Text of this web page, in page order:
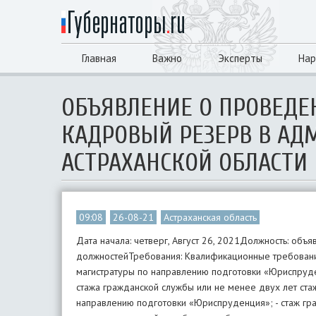
Главная Важно Эксперты
ОБЪЯВЛЕНИЕ О
КАДРОВЫЙ РЕЗЕРВ В
АСТРАХАНСКОЙ ОБЛАСТИ
09:08 26-08-21
Астраханская область
Дата начала: четверг, Август 26, 2021Должность: объявляется конкурс на включение в кадровый резерв по главной и ведущей группам должностейТребования: Квалификационные требования: Для главной группы должностей: - высшее образование не ниже уровня специалитета, магистратуры по направлению подготовки «Юриспруденция»; - стаж гражданской службы (государственной службы иных видов) не менее двух лет стажа гражданской службы или не менее двух лет стажа работы по специальности. Для ведущей группы должностей: - высшее образование по направлению подготовки «Юриспруденция»; - стаж гражданской службы (государственной службы иных видов): без предъявления требований к стажу гражданской службы или работы по специальности, направлению подготовки. Претендент должен знать: Конституцию Российской Федерации; Федеральный закон от 27.05.2003 № 58-ФЗ «О системе государственной службы Российской Федерации»; Федеральный закон от 27.06.2004 № 79-ФЗ «О государственной гражданской службе Российской Федерации»; Федеральный закон от 25.12.2008 № 273-ФЗ «О противодействии коррупции»; Указ Президента Российской Федерации от 12.08.2002 № 885 «Об утверждении общих принципов служебного поведения государственных служащих»; Устав Астраханской области; Закон Астраханской области от 02.02.2005 № 2/2005-ОЗ «О системе исполнительных органов государственной власти Астраханской области»; Закон Астраханской области от 09.09.2005 № 48/2005-ОЗ «О государственной гражданской службе Астраханской области»; Закон Астраханской области от 28.05.2008 № 23/2008-ОЗ «О противодействии коррупции в Астраханской области». Претендент должен уметь: - собирать, обобщать, анализировать и оценивать информацию о состоянии законодательства Российской Федерации и законодательства Астраханской области для обеспечения принятия (издания), отмены, признания утратившими силу, внесения изменений и приостановления действия правовых актов Астраханской области; - использовать правила юридической техники при оформлении проектов законов Астраханской области, постановлений и распоряжений Губернатора Астраханской области и Правительства Астраханской области; - подготавливать деловые письма; - работать с периферийными устройствами компьютера, с информационно-телекоммуникационными сетями, в том числе с информационно-телекоммуникационной сетью «Интернет», справочными правовыми системами «Консультант Плюс», «Гарант» и системой электронного документооборота DIRECTUM. Ответственность: Гражданский служащийнесет ответственность за несоблюдение Федерального закона от 25.12.2008 № 273-ФЗ «О противодействии коррупции», должностного регламента, служебного распорядка администрации, порядка исполнения поручений, содержащихся в постановлениях и распоряжениях Губернатора, Правительства, распоряжениях администрации, приказах руководителя администрации, в полном объеме перечня дисциплинарных взысканий, предусмотренных статьями 57, 59.1 Федерального закона от 27.07.2004 № 79-ФЗ «О государственной гражданской службе Российской Федерации». Материальная ответственность применяется исключительно в случаях, предусмотренных ст. ст. 238 - 250 главы 39 «Трудового кодекса Российской Федерации». Условия прохождения гражданской службы: Пятидневная служебная неделя (выходные дни – суббота и воскресенье, нерабочие праздничные дни). Продолжительность служебного времени: с понедельника по пятницу с 8.30 до 17.30. Накануне праздничных дней служебное время сокращается на один час. Продолжительность ежегодного оплачиваемого отпуска устанавливается в соответствии со статьей 48 Федерального закона № 79-ФЗ. Средний размер денежного содержания составляет: - по главной группе должностей:25000-28000 руб. в месяц; - по ведущей группе должностей: 21000-24000 руб. в месяц. Документы: для участия в конкурсе документы принимаются с 26 августа по 15 сентября 2021 года ежедневно с понедельника по пятницу с 10.00 до 12.00 и с